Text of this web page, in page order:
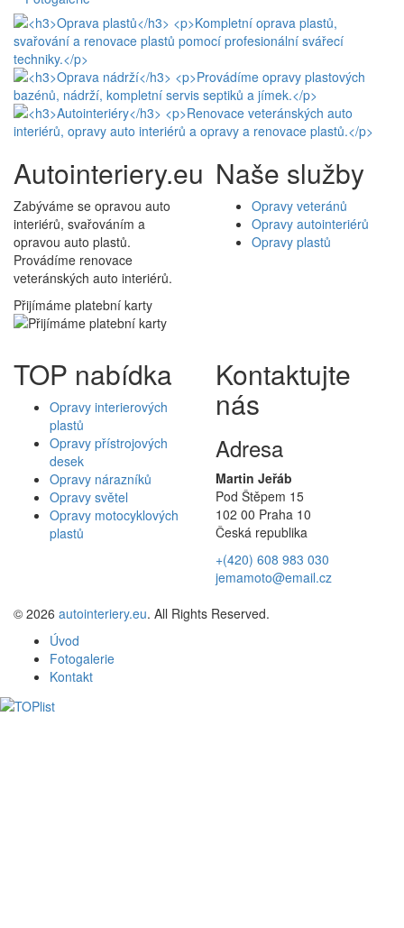
Autointeriery.eu
Zabýváme se opravou auto
interiérů, svařováním a
opravou auto plastů.
Provádíme renovace
veteránských auto interiérů.
Přijímáme platební karty
Naše služby
Opravy veteránů
Opravy autointeriérů
Opravy plastů
TOP nabídka
Opravy interierových
plastů
Opravy přístrojových
desek
Opravy nárazníků
Opravy světel
Opravy motocyklových
plastů
Kontaktujte
nás
Adresa
Martin Jeřáb
Pod Štěpem 15
102 00 Praha 10
Česká republika
+(420) 608 983 030
jemamoto@email.cz
© 2026 autointeriery.eu. All Rights Reserved.
Úvod
Fotogalerie
Kontakt